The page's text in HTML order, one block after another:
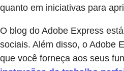
quanto em iniciativas para
O blog do Adobe Express
sociais. Além disso, o Adobe
que você forneça aos seus